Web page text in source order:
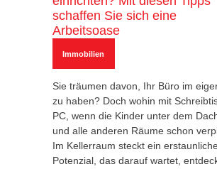
schaffen Sie sich eine
Arbeitsoase
Immobilien
Sie träumen davon, Ihr Büro im
zu haben? Doch wohin mit
PC, wenn die Kinder unter dem
und alle anderen Räume schon
Im Kellerraum steckt ein
Potenzial, das darauf wartet,